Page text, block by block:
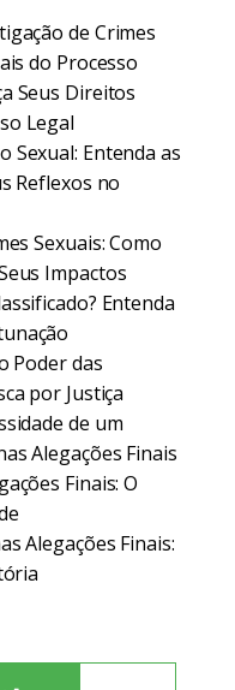
de Crimes
do Processo
Seus Direitos
Legal
Sexual: Entenda as
Reflexos no
Sexuais: Como
Impactos
Entenda
Poder das
por Justiça
de um
Alegações Finais
Finais: O
Alegações Finais: